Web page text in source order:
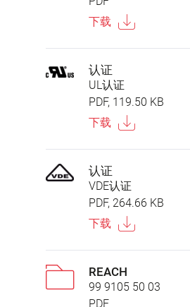
下载
认证
UL认证
PDF, 119.50 KB
下载
认证
VDE认证
PDF, 264.66 KB
下载
REACH
99 9105 50 03
PDF